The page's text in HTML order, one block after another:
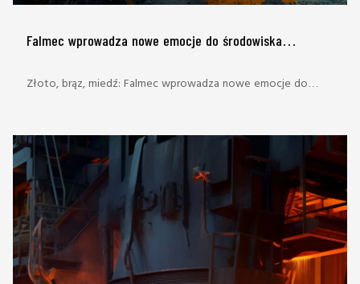
Falmec wprowadza nowe emocje do środowiska
Złoto, brąz, miedź: Falmec wprowadza nowe emocje do
charakterystycznym elementem kolekcji COMO PVD.